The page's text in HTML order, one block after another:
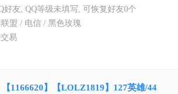
好友, QQ等级未填写, 可恢复好友0个
盟 / 电信 / 黑色玫瑰
易
【1166620】【LOLZ1819】127英雄/44